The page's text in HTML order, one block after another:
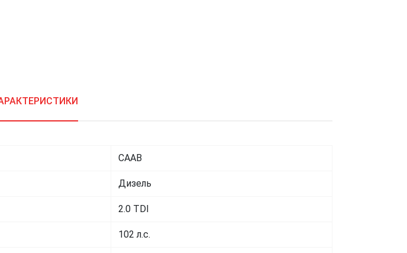
CAAB
Дизель
2.0 TDI
102 л.с.